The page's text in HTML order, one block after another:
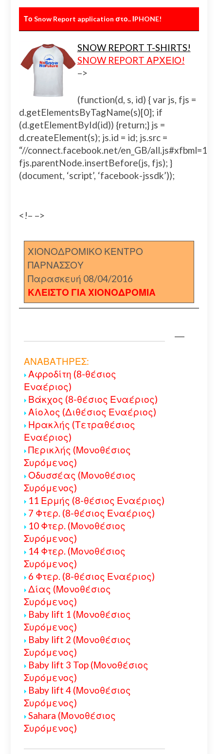
Το Snow Report application στο.. ΙPHONE!
SNOW REPORT T-SHIRTS!
SNOW REPORT ΑΡΧΕΙΟ!
–>
(function(d, s, id) { var js, fjs =
d.getElementsByTagName(s)[0]; if
(d.getElementById(id)) {return;} js =
d.createElement(s); js.id = id; js.src =
“//connect.facebook.net/en_GB/
fjs.parentNode.insertBefore(js, fjs); }
(document, ‘script’, ‘facebook-jssdk’));
<!– –>
ΧΙΟΝΟΔΡΟΜΙΚΟ ΚΕΝΤΡΟ
ΠΑΡΝΑΣΣΟΥ
Παρασκευή 08/04/2016
ΚΛΕΙΣΤΟ ΓΙΑ ΧΙΟΝΟΔΡΟΜΙΑ
ΑΝΑΒΑΤΗΡΕΣ:
Αφροδίτη (8-θέσιος
Εναέριος)
Βάκχος (8-θέσιος Εναέριος)
Αίολος (Διθέσιος Εναέριος)
Ηρακλής (Τετραθέσιος
Εναέριος)
Περικλής (Μονοθέσιος
Συρόμενος)
Οδυσσέας (Μονοθέσιος
Συρόμενος)
11 Ερμής (8-θέσιος Εναέριος)
7 Φτερ. (8-θέσιος Εναέριος)
10 Φτερ. (Μονοθέσιος
Συρόμενος)
14 Φτερ. (Μονοθέσιος
Συρόμενος)
6 Φτερ. (8-θέσιος Εναέριος)
Δίας (Μονοθέσιος
Συρόμενος)
Baby lift 1 (Μονοθέσιος
Συρόμενος)
Baby lift 2 (Μονοθέσιος
Συρόμενος)
Baby lift 3 Top (Μονοθέσιος
Συρόμενος)
Baby lift 4 (Μονοθέσιος
Συρόμενος)
Sahara (Μονοθέσιος
Συρόμενος)